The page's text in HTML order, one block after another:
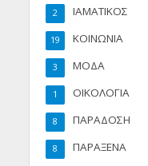
ΙΑΜΑΤΙΚΟΣ
2
ΚΟΙΝΩΝΙΑ
19
ΜΟΔΑ
3
ΟΙΚΟΛΟΓΙΑ
1
ΠΑΡΑΔΟΣΗ
8
ΠΑΡΑΞΕΝΑ
8